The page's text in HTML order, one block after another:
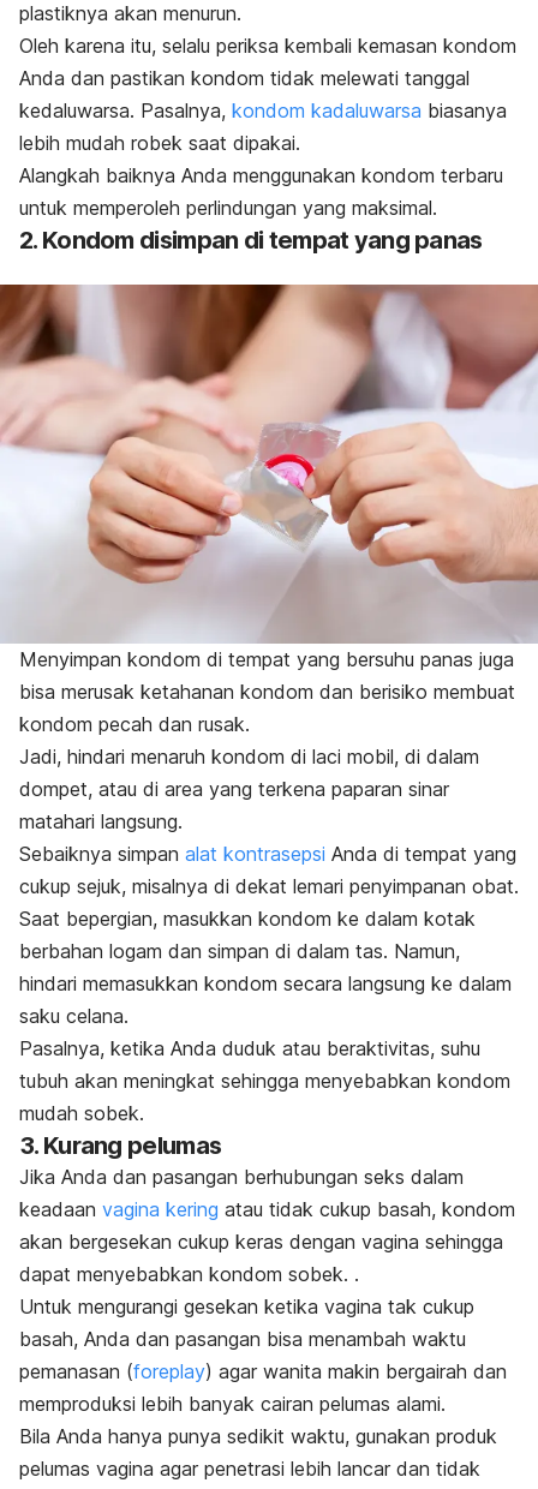
plastiknya akan menurun.
Oleh karena itu, selalu periksa kembali kemasan kondom
Anda dan pastikan kondom tidak melewati tanggal
kedaluwarsa. Pasalnya, kondom kadaluwarsa biasanya
lebih mudah robek saat dipakai.
Alangkah baiknya Anda menggunakan kondom terbaru
untuk memperoleh perlindungan yang maksimal.
2. Kondom disimpan di tempat yang panas
Menyimpan kondom di tempat yang bersuhu panas juga
bisa merusak ketahanan kondom dan berisiko membuat
kondom pecah dan rusak.
Jadi, hindari menaruh kondom di laci mobil, di dalam
dompet, atau di area yang terkena paparan sinar
matahari langsung.
Sebaiknya simpan alat kontrasepsi Anda di tempat yang
cukup sejuk, misalnya di dekat lemari penyimpanan obat.
Saat bepergian, masukkan kondom ke dalam kotak
berbahan logam dan simpan di dalam tas. Namun,
hindari memasukkan kondom secara langsung ke dalam
saku celana.
Pasalnya, ketika Anda duduk atau beraktivitas, suhu
tubuh akan meningkat sehingga menyebabkan kondom
mudah sobek.
3. Kurang pelumas
Jika Anda dan pasangan berhubungan seks dalam
keadaan vagina kering atau tidak cukup basah, kondom
akan bergesekan cukup keras dengan vagina sehingga
dapat menyebabkan kondom sobek. .
Untuk mengurangi gesekan ketika vagina tak cukup
basah, Anda dan pasangan bisa menambah waktu
pemanasan (foreplay) agar wanita makin bergairah dan
memproduksi lebih banyak cairan pelumas alami.
Bila Anda hanya punya sedikit waktu, gunakan produk
pelumas vagina agar penetrasi lebih lancar dan tidak